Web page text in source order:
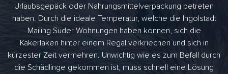
Urlaubsgepäck oder Nahrungsmittelverpackung betreten
haben. Durch die ideale Temperatur, welche die Ingolstadt
Mailing Süder Wohnungen haben können, sich die
Kakerlaken hinter einem Regal verkriechen und sich in
kürzester Zeit vermehren. Unwichtig wie es zum Befall durch
die Schädlinge gekommen ist, muss schnell eine Lösung